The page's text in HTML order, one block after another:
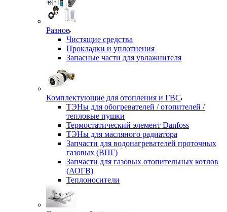
Разное
Чистящие средства
Прокладки и уплотнения
Запасные части для увлажнителя
Комплектующие для отопления и ГВС
ТЭНы для обогревателей / отопителей /
тепловые пушки
Термостатический элемент Danfoss
ТЭНы для масляного радиатора
Запчасти для водонагревателей проточных
газовых (ВПГ)
Запчасти для газовых отопительных котлов
(АОГВ)
Теплоносители